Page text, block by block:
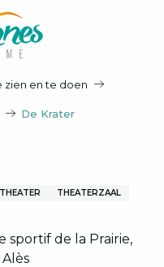
zien en te doen
De Krater
THEATER
THEATERZAAL
sportif de la Prairie,